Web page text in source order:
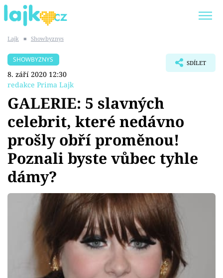
SHOPAHOLICADEL
Témata
Showbyznys
Youtubeři
Virály
Sex a vztahy
Sledujte prima+
Lajk ■ Showbyznys
SHOWBYZNYS
8. září 2020 12:30
redakce Prima Lajk
SDÍLET
GALERIE: 5 slavných
celebrit, které nedávno
prošly obří proměnou!
Poznali byste vůbec tyhle
dámy?